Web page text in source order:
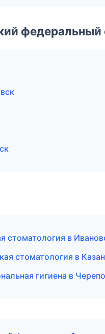
федеральный
стоматология в
стоматология в
гигиена в